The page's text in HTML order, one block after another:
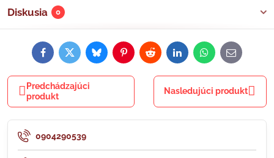
Diskusia 0
FacebookTwitterBlueskyPinterestRedditLinkedInWhatsApp
E-
mail
Predchádzajúci
produkt
Nasledujúci produkt
0904290539